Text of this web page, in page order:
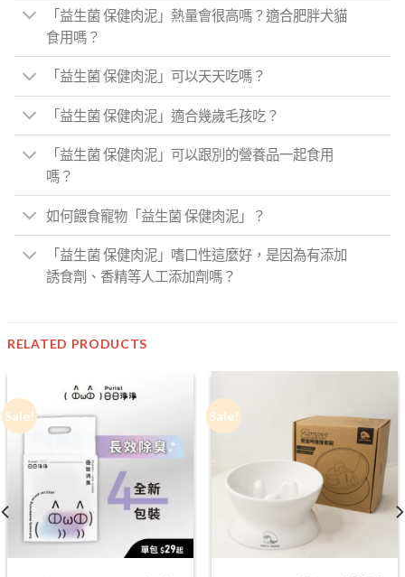
「益生菌 保健肉泥」熱量會很高嗎？適合肥胖犬貓
食用嗎？
「益生菌 保健肉泥」可以天天吃嗎？
「益生菌 保健肉泥」適合幾歲毛孩吃？
「益生菌 保健肉泥」可以跟別的營養品一起食用
嗎？
如何餵食寵物「益生菌 保健肉泥」？
「益生菌 保健肉泥」嗜口性這麼好，是因為有添加
誘食劑、香精等人工添加劑嗎？
RELATED PRODUCTS
Sale! Sale!